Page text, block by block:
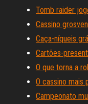
Tomb raider
Cassino
Caça-níqueis
Cartões-
O que torna a
O cassino mais
Campeonato